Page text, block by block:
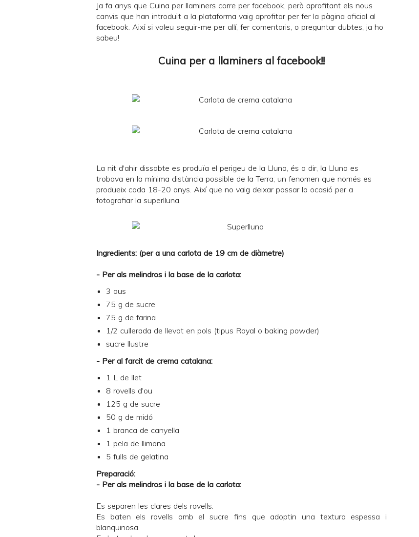
Ja fa anys que Cuina per llaminers corre per facebook, però aprofitant els nous
canvis que han introduït a la plataforma vaig aprofitar per fer la pàgina oficial al
facebook. Així si voleu seguir-me per allí, fer comentaris, o preguntar dubtes, ja ho
sabeu!
Cuina per a llaminers al facebook!!
La nit d'ahir dissabte es produïa el perigeu de la Lluna, és a dir, la Lluna es
trobava en la mínima distància possible de la Terra; un fenomen que només es
produeix cada 18-20 anys. Així que no vaig deixar passar la ocasió per a
fotografiar la superlluna.
Ingredients: (per a una carlota de 19 cm de diàmetre)
- Per als melindros i la base de la carlota:
3 ous
75 g de sucre
75 g de farina
1/2 cullerada de llevat en pols (tipus Royal o baking powder)
sucre llustre
- Per al farcit de crema catalana:
1 L de llet
8 rovells d'ou
125 g de sucre
50 g de midó
1 branca de canyella
1 pela de llimona
5 fulls de gelatina
Preparació:
- Per als melindros i la base de la carlota:
Es separen les clares dels rovells.
Es baten els rovells amb el sucre fins que adoptin una textura espessa i
blanquinosa.